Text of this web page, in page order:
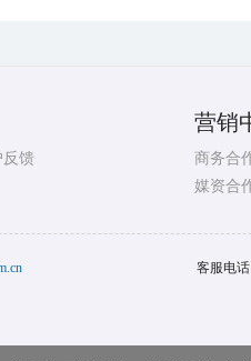
反馈
营销
商务合
媒资合
客服电